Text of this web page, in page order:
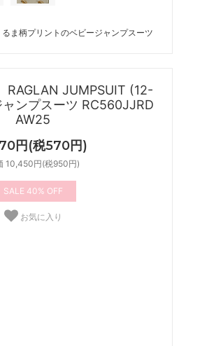
ま柄プリントのベビージャンプスーツ
RAGLAN JUMPSUIT (12-
ンプスーツ RC560JJRD
AW25
円(税570円)
10,450円(税950円)
40%
お気に入り